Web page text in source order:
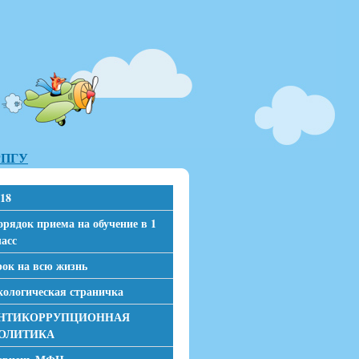
приема на обучение в 1
на всю жизнь
страничка